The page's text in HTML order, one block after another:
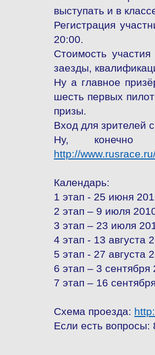
выступать и в
Регистрация
20:00.
Стоимость
заезды,
Ну а главное
шесть первых
призы.
Вход для зрителей
Ну, конечно
http://
Календарь:
1 этап - 25 июня
2 этап – 9 июля
3 этап – 23 июля
4 этап - 13 августа
5 этап - 27 августа
6 этап – 3 сентября
7 этап – 16
Схема проезда:
Если есть